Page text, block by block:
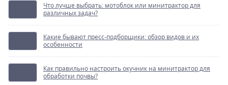
Что лучше выбрать: мотоблок или минитрактор для
различных задач?
Какие бывают пресс-подборщики: обзор видов и их
особенности
Как правильно настроить окучник на минитрактор для
обработки почвы?